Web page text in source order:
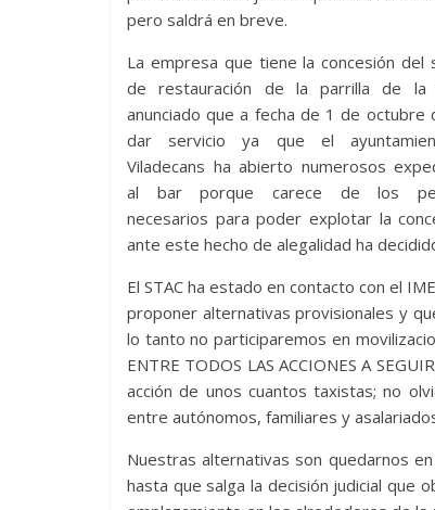
pero saldrá en breve.
La empresa que tiene la concesión del
de restauración de la parrilla de la
anunciado que a fecha de 1 de octubre
dar servicio ya que el
Viladecans ha abierto numerosos
al bar porque carece de los
necesarios para poder explotar la
ante este hecho de alegalidad ha
El STAC ha estado en contacto con el
proponer alternativas provisionales y
lo tanto no participaremos en
ENTRE TODOS LAS ACCIONES A
acción de unos cuantos taxistas; no
entre autónomos, familiares y
Nuestras alternativas son quedarnos
hasta que salga la decisión judicial que